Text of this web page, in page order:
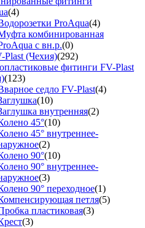
(4)
ProAqua(4)
комбинированная
с вн.р.(0)
(Чехия)(292)
фитинги FV-Plast
(123)
седло FV-Plast(4)
(10)
внутренняя(2)
45°(10)
45° внутреннее-
(2)
90°(10)
90° внутреннее-
(3)
90° переходное(1)
петля(5)
пластиковая(3)
(3)